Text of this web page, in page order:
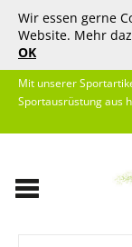
Wir essen gerne
Website. Mehr
OK
Mit unserer
Sportausrüstung aus